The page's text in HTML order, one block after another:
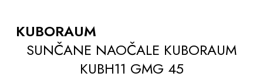
THE
BEGINNING
OF
KUBORAUM
SUNČANE NAOČALE KUBORAUM
KUBH11 GMG 45